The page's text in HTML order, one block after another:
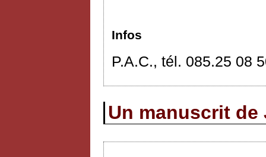
Infos
P.A.C., tél. 085.25 08
Un manuscrit de